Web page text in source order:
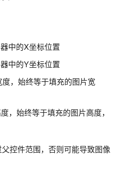
中的X坐标位置
中的Y坐标位置
度，始终等于填充的图片宽
，始终等于填充的图片高度，
控件范围，否则可能导致图像